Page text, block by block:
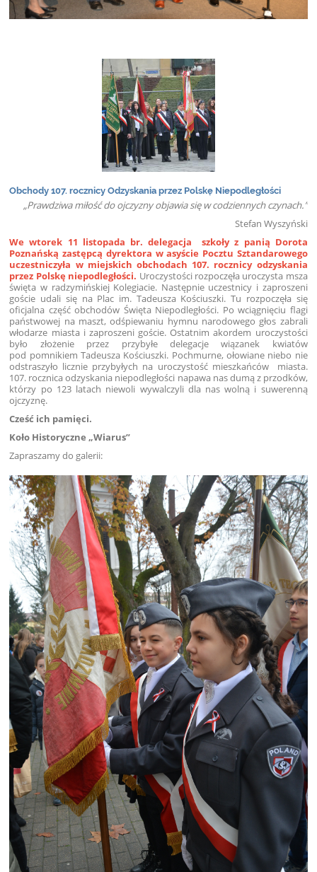
Obchody 107. rocznicy Odzyskania przez Polskę Niepodległości
„Prawdziwa miłość do ojczyzny objawia się w codziennych czynach.”
Stefan Wyszyński
We wtorek 11 listopada br. delegacja szkoły z panią Dorota
Poznańską zastępcą dyrektora w asyście Pocztu Sztandarowego
uczestniczyła w miejskich obchodach 107. rocznicy odzyskania
przez Polskę niepodległości. Uroczystości rozpoczęła uroczysta msza
święta w radzymińskiej Kolegiacie. Następnie uczestnicy i zaproszeni
goście udali się na Plac im. Tadeusza Kościuszki. Tu rozpoczęła się
oficjalna część obchodów Święta Niepodległości. Po wciągnięciu flagi
państwowej na maszt, odśpiewaniu hymnu narodowego głos zabrali
włodarze miasta i zaproszeni goście. Ostatnim akordem uroczystości
było złożenie przez przybyłe delegacje wiązanek kwiatów
pod pomnikiem Tadeusza Kościuszki. Pochmurne, ołowiane niebo nie
odstraszyło licznie przybyłych na uroczystość mieszkańców miasta.
107. rocznica odzyskania niepodległości napawa nas dumą z przodków,
którzy po 123 latach niewoli wywalczyli dla nas wolną i suwerenną
ojczyznę.
Cześć ich pamięci.
Koło Historyczne „Wiarus”
Zapraszamy do galerii: